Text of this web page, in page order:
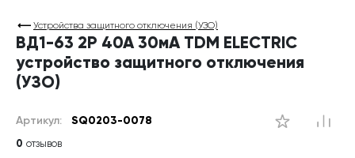
Устройства защитного отключения (УЗО)
ВД1-63 2Р 40А 30мА TDM ELECTRIC
устройство защитного отключения
(УЗО)
Артикул: SQ0203-0078